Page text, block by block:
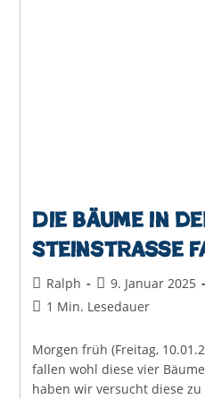
Die Bäume in
Steinstraße
Beitrags-
Autor:
Ralph
Beitrag
veröffentlicht:
9. Januar 2025
Lesedauer:
1 Min. Lesedauer
Morgen früh (Freitag,
fallen wohl diese vier
haben wir versucht diese